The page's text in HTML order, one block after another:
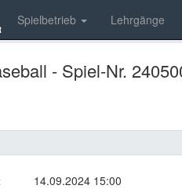
Spielbetrieb Lehrgänge
- Spiel-Nr.
14.09.2024 15:00